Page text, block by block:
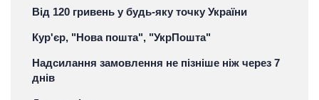
Від 120 гривень у будь-яку точку України
Кур'єр, "Нова пошта", "УкрПошта"
Надсилання замовлення не пізніше ніж через 7
днів